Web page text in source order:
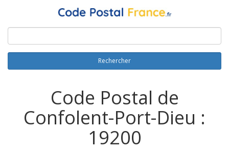
Rechercher
Code Postal de
Confolent-Port-Dieu :
19200